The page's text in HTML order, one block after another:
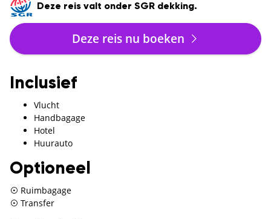
Deze reis valt onder SGR dekking.
Deze reis nu boeken
Inclusief
Vlucht
Handbagage
Hotel
Huurauto
Optioneel
Ruimbagage
Transfer